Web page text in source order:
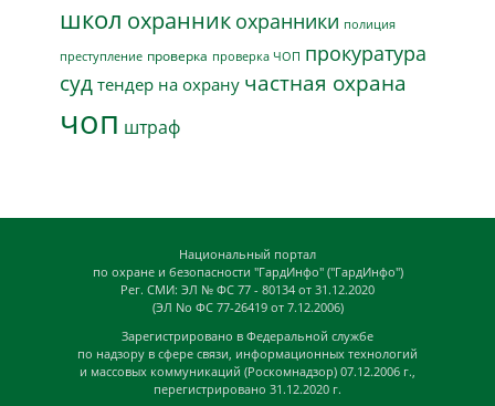
школ охранник охранники полиция
преступление проверка проверка ЧОП прокуратура
суд тендер на охрану частная охрана
чоп штраф
Национальный портал
по охране и безопасности "ГардИнфо" ("ГардИнфо")
Рег. СМИ: ЭЛ № ФС 77 - 80134 от 31.12.2020
(ЭЛ No ФС 77-26419 от 7.12.2006)
Зарегистрировано в Федеральной службе
по надзору в сфере связи, информационных технологий
и массовых коммуникаций (Роскомнадзор) 07.12.2006 г.,
перегистрировано 31.12.2020 г.